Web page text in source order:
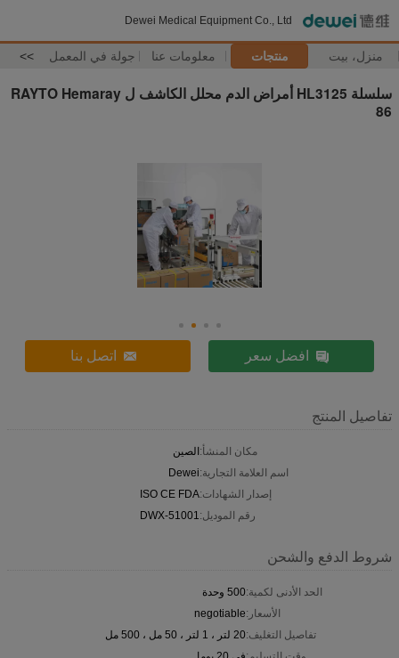
Dewei Medical Equipment Co., Ltd
منزل، بيت منتجات معلومات عنا جولة في المعمل >>
سلسلة HL3125 أمراض الدم محلل الكاشف ل RAYTO Hemaray
86
افضل سعر اتصل بنا
تفاصيل المنتج
مكان المنشأ:الصين
اسم العلامة التجارية:Dewei
إصدار الشهادات:ISO CE FDA
رقم الموديل:DWX-51001
شروط الدفع والشحن
الحد الأدنى لكمية:500 وحدة
الأسعار:negotiable
تفاصيل التغليف:20 لتر ، 1 لتر ، 50 مل ، 500 مل